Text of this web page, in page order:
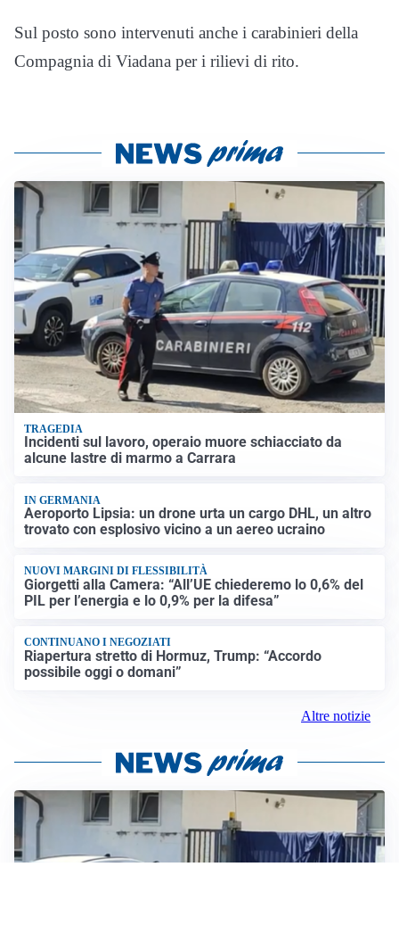
Sul posto sono intervenuti anche i carabinieri della
Compagnia di Viadana per i rilievi di rito.
TRAGEDIA
Incidenti sul lavoro, operaio muore schiacciato da
alcune lastre di marmo a Carrara
IN GERMANIA
Aeroporto Lipsia: un drone urta un cargo DHL, un altro
trovato con esplosivo vicino a un aereo ucraino
NUOVI MARGINI DI FLESSIBILITÀ
Giorgetti alla Camera: “All’UE chiederemo lo 0,6% del
PIL per l’energia e lo 0,9% per la difesa”
CONTINUANO I NEGOZIATI
Riapertura stretto di Hormuz, Trump: “Accordo
possibile oggi o domani”
Altre notizie